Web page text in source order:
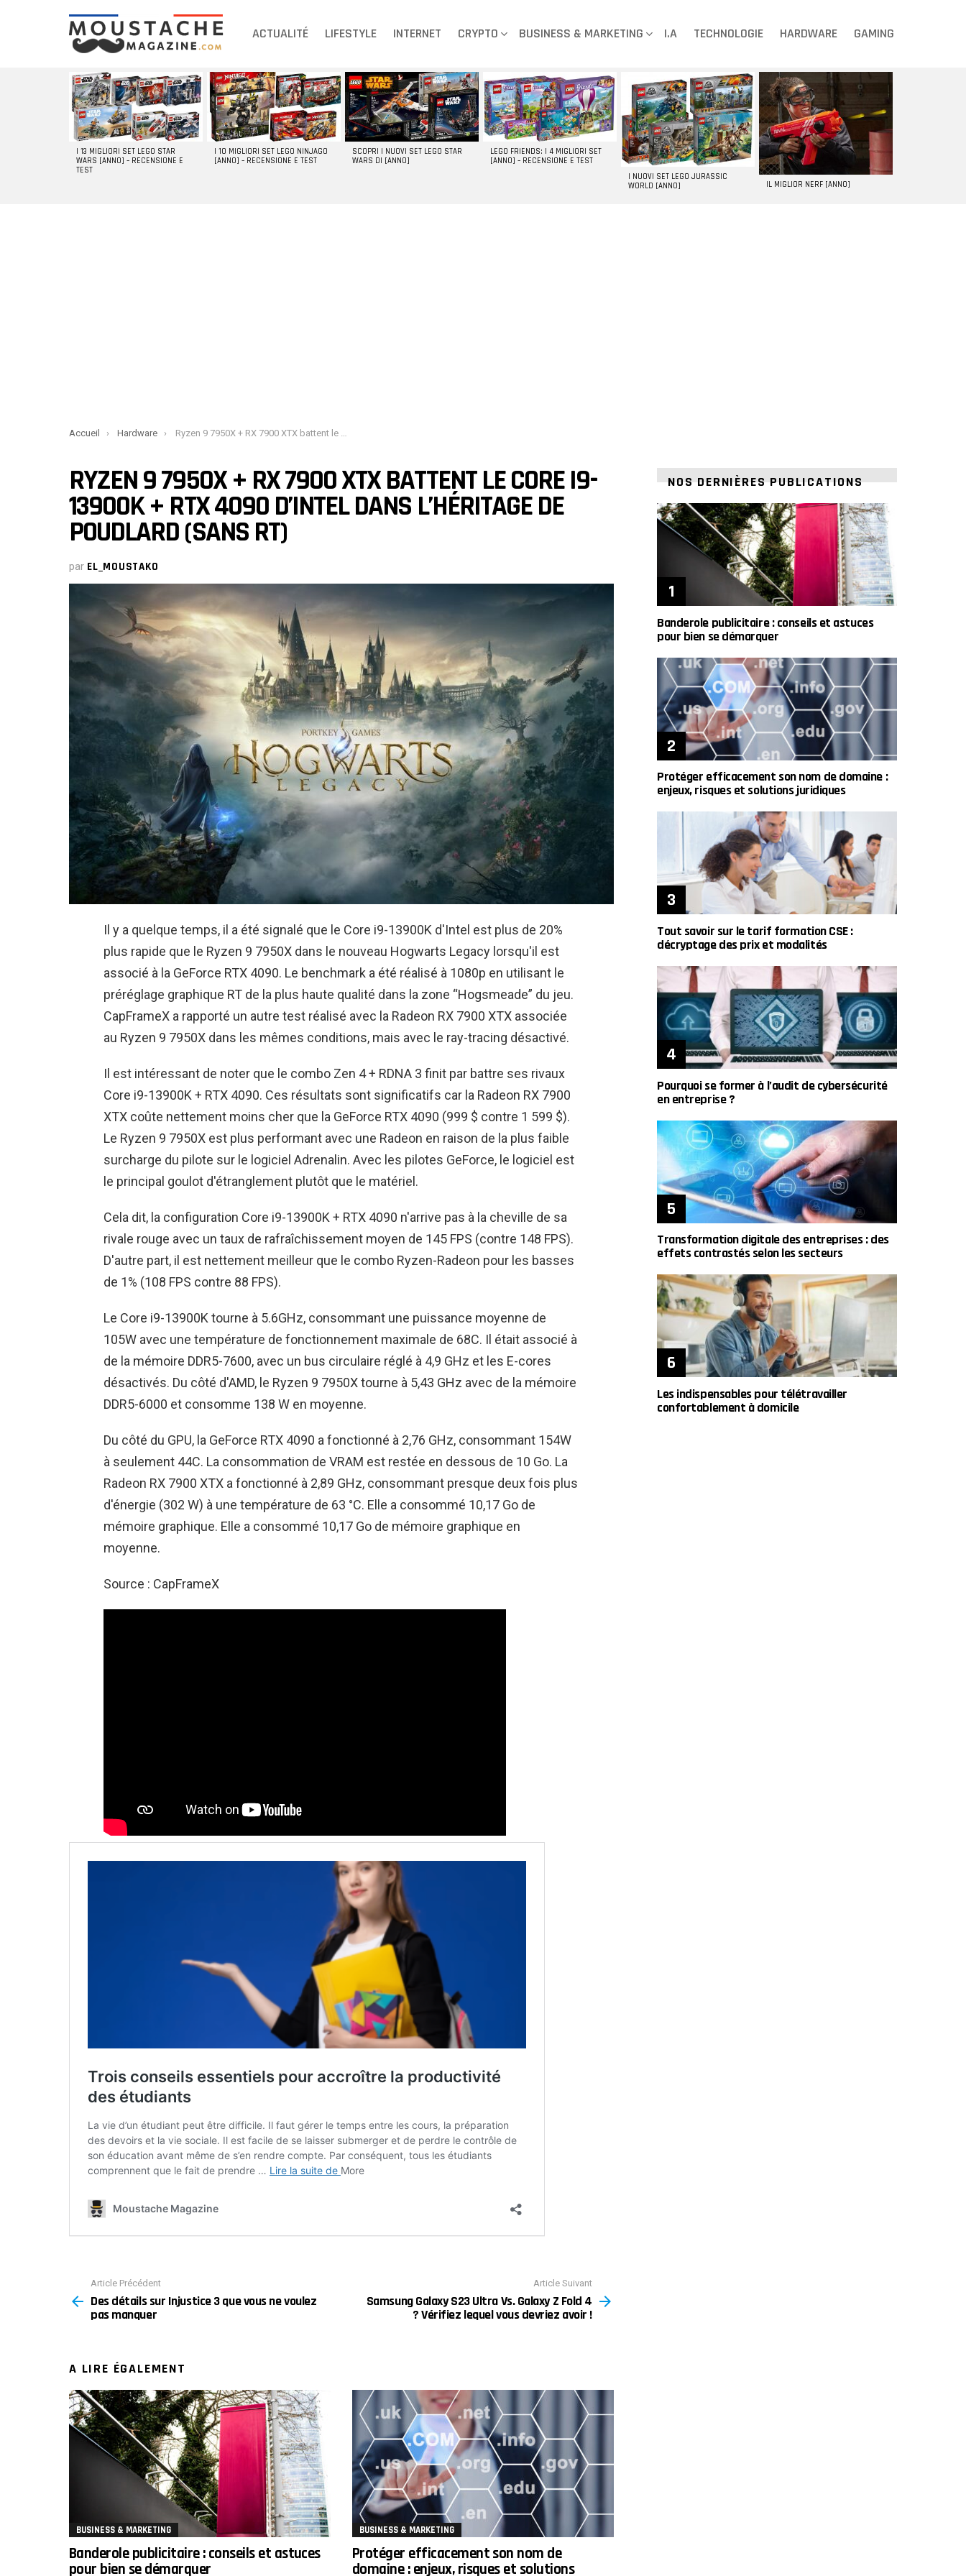
ACTUALITÉ LIFESTYLE INTERNET CRYPTO BUSINESS & MARKETING I.A TECHNOLOGIE HARDWARE GAMING
DERNIERS
ARTICLES
I 13 MIGLIORI SET LEGO STAR
WARS [ANNO] – RECENSIONE E
TEST
I 10 MIGLIORI SET LEGO NINJAGO
[ANNO] – RECENSIONE E TEST
SCOPRI I NUOVI SET LEGO STAR
WARS DI [ANNO]
LEGO FRIENDS: I 4 MIGLIORI SET
[ANNO] – RECENSIONE E TEST
I NUOVI SET LEGO JURASSIC
WORLD [ANNO]
IL MIGLIOR NERF [ANNO]
You are here:
Accueil Hardware Ryzen 9 7950X + RX 7900 XTX battent le Core i9-13900K + RTX 4090 d’Intel dans L’héritage de Poudlard (sans RT)
RYZEN 9 7950X + RX 7900 XTX BATTENT LE CORE I9-
13900K + RTX 4090 D’INTEL DANS L’HÉRITAGE DE
POUDLARD (SANS RT)
par EL_MOUSTAKO
Il y a quelque temps, il a été signalé que le Core i9-13900K d'Intel est plus de 20%
plus rapide que le Ryzen 9 7950X dans le nouveau Hogwarts Legacy lorsqu'il est
associé à la GeForce RTX 4090. Le benchmark a été réalisé à 1080p en utilisant le
préréglage graphique RT de la plus haute qualité dans la zone “Hogsmeade” du jeu.
CapFrameX a rapporté un autre test réalisé avec la Radeon RX 7900 XTX associée
au Ryzen 9 7950X dans les mêmes conditions, mais avec le ray-tracing désactivé.
Il est intéressant de noter que le combo Zen 4 + RDNA 3 finit par battre ses rivaux
Core i9-13900K + RTX 4090. Ces résultats sont significatifs car la Radeon RX 7900
XTX coûte nettement moins cher que la GeForce RTX 4090 (999 $ contre 1 599 $).
Le Ryzen 9 7950X est plus performant avec une Radeon en raison de la plus faible
surcharge du pilote sur le logiciel Adrenalin. Avec les pilotes GeForce, le logiciel est
le principal goulot d'étranglement plutôt que le matériel.
Cela dit, la configuration Core i9-13900K + RTX 4090 n'arrive pas à la cheville de sa
rivale rouge avec un taux de rafraîchissement moyen de 145 FPS (contre 148 FPS).
D'autre part, il est nettement meilleur que le combo Ryzen-Radeon pour les basses
de 1% (108 FPS contre 88 FPS).
Le Core i9-13900K tourne à 5.6GHz, consommant une puissance moyenne de
105W avec une température de fonctionnement maximale de 68C. Il était associé à
de la mémoire DDR5-7600, avec un bus circulaire réglé à 4,9 GHz et les E-cores
désactivés. Du côté d'AMD, le Ryzen 9 7950X tourne à 5,43 GHz avec de la mémoire
DDR5-6000 et consomme 138 W en moyenne.
Du côté du GPU, la GeForce RTX 4090 a fonctionné à 2,76 GHz, consommant 154W
à seulement 44C. La consommation de VRAM est restée en dessous de 10 Go. La
Radeon RX 7900 XTX a fonctionné à 2,89 GHz, consommant presque deux fois plus
d'énergie (302 W) à une température de 63 °C. Elle a consommé 10,17 Go de
mémoire graphique. Elle a consommé 10,17 Go de mémoire graphique en
moyenne.
Source : CapFrameX
more
Article Précédent
Des détails sur Injustice 3 que vous ne voulez
pas manquer
Article Suivant
Samsung Galaxy S23 Ultra Vs. Galaxy Z Fold 4
? Vérifiez lequel vous devriez avoir !
A LIRE ÉGALEMENT
BUSINESS & MARKETING
Banderole publicitaire : conseils et astuces
pour bien se démarquer
BUSINESS & MARKETING
Protéger efficacement son nom de
domaine : enjeux, risques et solutions
NOS DERNIÈRES PUBLICATIONS
Banderole publicitaire : conseils et astuces
pour bien se démarquer
Protéger efficacement son nom de domaine :
enjeux, risques et solutions juridiques
Tout savoir sur le tarif formation CSE :
décryptage des prix et modalités
Pourquoi se former à l’audit de cybersécurité
en entreprise ?
Transformation digitale des entreprises : des
effets contrastés selon les secteurs
Les indispensables pour télétravailler
confortablement à domicile